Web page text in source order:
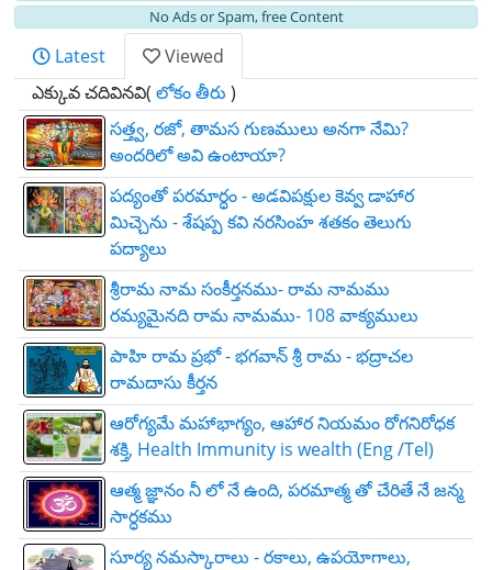
No Ads or Spam, free Content
Latest
Viewed
ఎక్కువ చదివినవి( లోకం తీరు )
సత్త్వ, రజో, తామస గుణములు అనగా నేమి?
అందరిలో అవి ఉంటాయా?
పద్యంతో పరమార్ధం - అడవిపక్షుల కెవ్వ డాహార
మిచ్చెను - శేషప్ప కవి నరసింహ శతకం తెలుగు
పద్యాలు
శ్రీరామ నామ సంకీర్తనము- రామ నామము
రమ్యమైనది రామ నామము- 108 వాక్యములు
పాహి రామ ప్రభో - భగవాన్ శ్రీ రామ - భద్రాచల
రామదాసు కీర్తన
ఆరోగ్యమే మహాభాగ్యం, ఆహార నియమం రోగనిరోధక
శక్తి, Health Immunity is wealth (Eng /Tel)
ఆత్మ జ్ఞానం నీ లో నే ఉంది, పరమాత్మ తో చేరితే నే జన్మ
సార్ధకము
సూర్య నమస్కారాలు - రకాలు, ఉపయోగాలు,